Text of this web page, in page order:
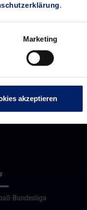
.
Marketing
akzeptieren
Bundesliga